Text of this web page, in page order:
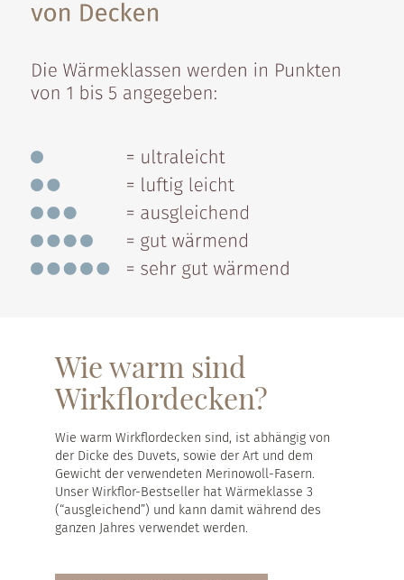
Wie warm sind
Wirkflordecken?
Wie warm Wirkflordecken sind, ist abhängig von
der Dicke des Duvets, sowie der Art und dem
Gewicht der verwendeten Merinowoll-Fasern.
Unser Wirkflor-Bestseller hat Wärmeklasse 3
(“ausgleichend”) und kann damit während des
ganzen Jahres verwendet werden.